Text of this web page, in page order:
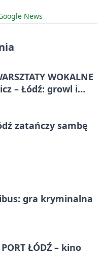
News
WOKALNE
– Łódź: growl i
zatańczy sambę
gra kryminalna
ŁÓDŹ – kino